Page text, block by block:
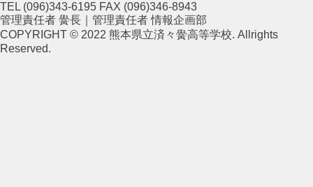
TEL (096)343-6195 FAX (096)346-8943
管理責任者 黌長｜管理責任者 情報企画部
COPYRIGHT © 2022 熊本県立済々黌高等学校. Allrights
Reserved.